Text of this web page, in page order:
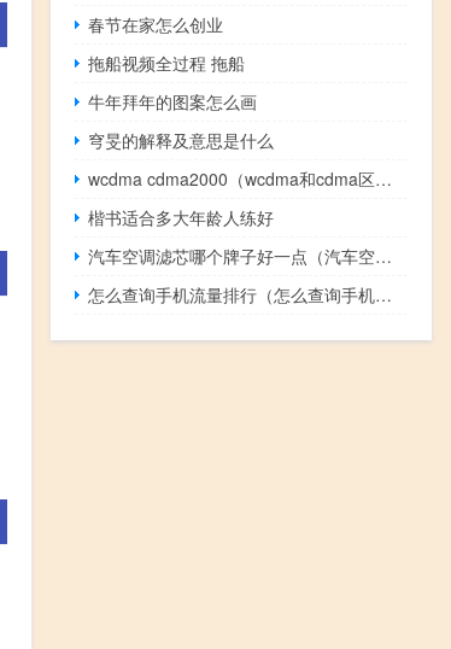
春节在家怎么创业
拖船视频全过程 拖船
牛年拜年的图案怎么画
穹旻的解释及意思是什么
wcdma cdma2000（wcdma和cdma区别）
楷书适合多大年龄人练好
汽车空调滤芯哪个牌子好一点（汽车空调滤芯哪个牌子好）
怎么查询手机流量排行（怎么查询手机流量）